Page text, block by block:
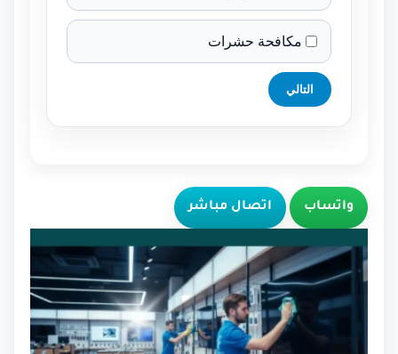
مكافحة حشرات
التالي
واتساب اتصال مباشر